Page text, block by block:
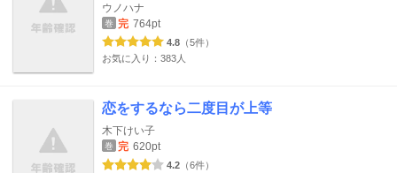
ウノハナ
巻 完 764pt
4.8 （5件）
お気に入り：383人
恋をするなら二度目が上等
木下けい子
巻 完 620pt
4.2 （6件）